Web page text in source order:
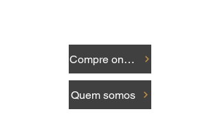
Quem somos
Compre online